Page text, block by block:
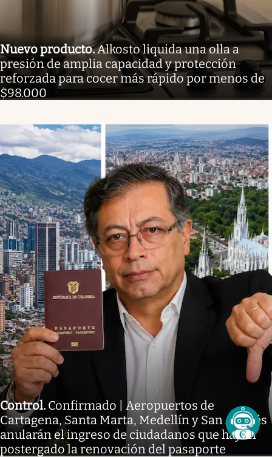
Nuevo producto.Alkosto liquida una olla a
presión de amplia capacidad y protección
reforzada para cocer más rápido por menos de
$98.000
Control. Confirmado | Aeropuertos de
Cartagena, Santa Marta, Medellín y San Andrés
anularán el ingreso de ciudadanos que hayan
postergado la renovación del pasaporte